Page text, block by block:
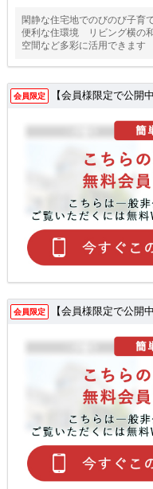
閑静な住宅地でのびのび子育
便利な住環境 リビング横の
空間など多彩に活用できます
会員限定 【会員様限定で公開中
会員限定 【会員様限定で公開中